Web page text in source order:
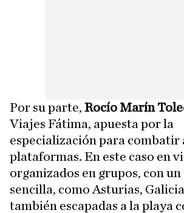
Por su parte, Rocío Marín
Viajes Fátima, apuesta por la
especialización para combatir
plataformas. En este caso en
organizados en grupos, con un
sencilla, como Asturias,
también escapadas a la playa